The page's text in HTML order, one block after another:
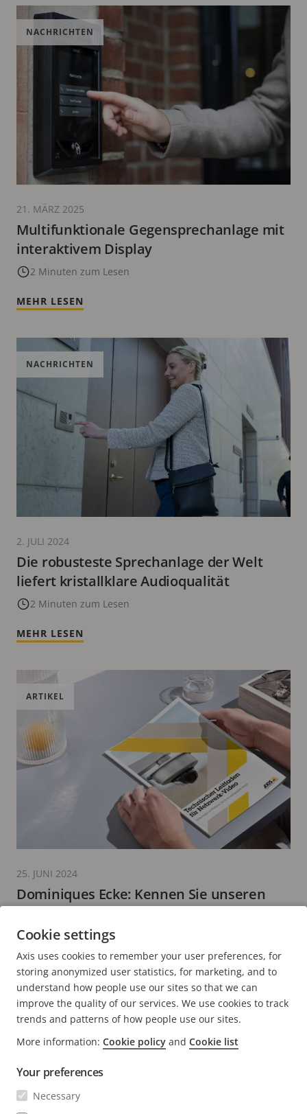
Multifunktionale Gegensprechanlage mit
interaktivem Display
2 Minuten zum Lesen
NACHRICHTEN
21. MÄRZ 2025
MEHR LESEN
Die robusteste Sprechanlage der Welt
liefert kristallklare Audioqualität
2 Minuten zum Lesen
NACHRICHTEN
2. JULI 2024
MEHR LESEN
Dominiques Ecke: Kennen Sie unseren
Audio?
2 Minuten zum Lesen
ARTIKEL
25. JUNI 2024
MEHR LESEN
Kontaktieren Sie uns
NEWS & STORYS
Cookie settings
Axis uses cookies to remember your user preferences, for
storing anonymized user statistics, for marketing, and to
understand how people use our sites so that we can
improve the quality of our services. We use cookies to track
trends and patterns of how people use our sites.
More information: Cookie policy and Cookie list
Your preferences
Necessary